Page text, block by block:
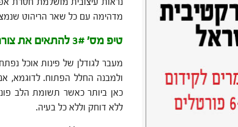
נראות עיצובית מושלמת חסרת
מדהימה עם כל שאר הריהוט
טיפ מס' 3# להתאים את צורת מערכות הישיבה לחלל עצמו
מעבר לגודלן של פינות אוכל
ולמבנה החלל הפתוח. לדוגמא,
כאן ביותר כאשר תשומת הלב
ללא דוחק וללא כל בעיה.